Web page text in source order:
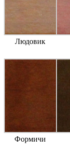
Людовик
Формичи